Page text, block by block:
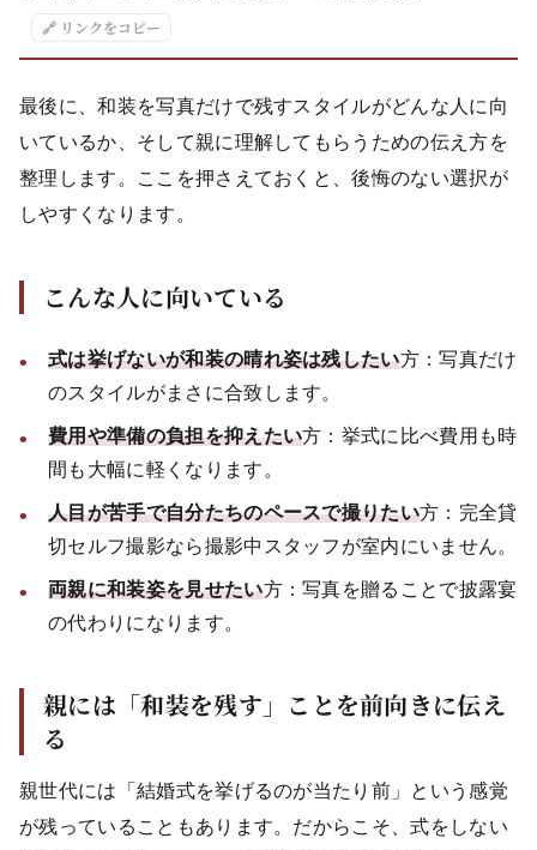
🔗 リンクをコピー
最後に、和装を写真だけで残すスタイルがどんな人に向
いているか、そして親に理解してもらうための伝え方を
整理します。ここを押さえておくと、後悔のない選択が
しやすくなります。
こんな人に向いている
式は挙げないが和装の晴れ姿は残したい方：写真だけ
のスタイルがまさに合致します。
費用や準備の負担を抑えたい方：挙式に比べ費用も時
間も大幅に軽くなります。
人目が苦手で自分たちのペースで撮りたい方：完全貸
切セルフ撮影なら撮影中スタッフが室内にいません。
両親に和装姿を見せたい方：写真を贈ることで披露宴
の代わりになります。
親には「和装を残す」ことを前向きに伝え
る
親世代には「結婚式を挙げるのが当たり前」という感覚
が残っていることもあります。だからこそ、式をしない